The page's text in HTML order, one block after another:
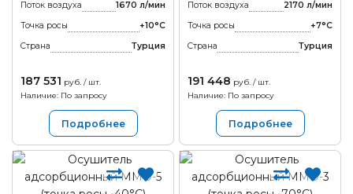
Поток воздуха
1670 л/мин
Точка росы
+10°С
Страна
Турция
187 531 руб. / шт.
Наличие: По запросу
Подробнее
Поток воздуха
2170 л/мин
Точка росы
+7°С
Страна
Турция
191 448 руб. / шт.
Наличие: По запросу
Подробнее